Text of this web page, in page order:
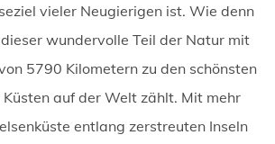
vieler Neugierigen ist. Wie denn
wundervolle Teil der Natur mit
5790 Kilometern zu den schönsten
auf der Welt zählt. Mit mehr
entlang zerstreuten Inseln